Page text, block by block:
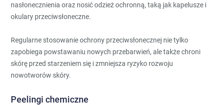
nasłonecznienia oraz nosić odzież ochronną, taką jak kapelusze i
okulary przeciwsłoneczne.
Regularne stosowanie ochrony przeciwsłonecznej nie tylko
zapobiega powstawaniu nowych przebarwień, ale także chroni
skórę przed starzeniem się i zmniejsza ryzyko rozwoju
nowotworów skóry.
Peelingi chemiczne